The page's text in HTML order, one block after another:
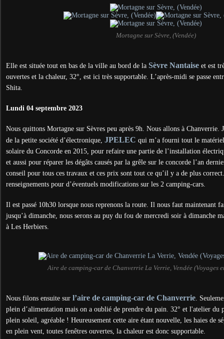
Mortagne sur Sèvre, (Vendée)
Elle est située tout en bas de la ville au bord de la Sèvre Nantaise et est
ouvertes et la chaleur, 32°, est ici très supportable. L’après-midi se passe
Shita.
Lundi 04 septembre 2023
Nous quittons Mortagne sur Sèvres peu après 9h. Nous allons à Chanverrie.
de la petite société d’électronique, JPELEC qui m’a fourni tout le
solaire du Concorde en 2015, pour refaire une partie de l’installation
et aussi pour réparer les dégâts causés par la grêle sur le concorde l’an
conseil pour tous ces travaux et ces prix sont tout ce qu’il y a de plus
renseignements pour d’éventuels modifications sur les 2 camping-cars.
Il est passé 10h30 lorsque nous reprenons la route. Il nous faut maintenant
jusqu’à dimanche, nous serons au puy du fou de mercredi soir à dimanche
à Les Herbiers.
Aire de camping-car de Chanverrie La Verrie, Vendée (Voyages
Nous filons ensuite sur l’aire de camping-car de Chanverrie.
plein d’alimentation mais on a oublié de prendre du pain. 32° et l'atelier du
plein soleil, agréable ! Heureusement cette aire étant nouvelle, les haies de
en plein vent, toutes fenêtres ouvertes, la chaleur est donc supportable.